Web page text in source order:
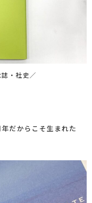
誌・社史 ／
だからこそ生まれた